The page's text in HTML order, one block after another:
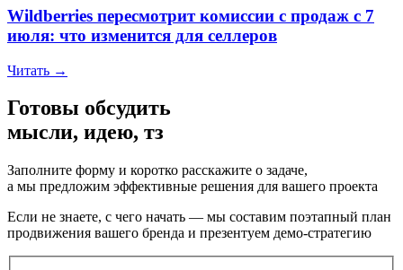
Wildberries пересмотрит комиссии с продаж с 7
июля: что изменится для селлеров
Читать →
Готовы обсудить
мысли, идею, тз
Заполните форму и коротко расскажите о задаче,
а мы предложим эффективные решения для вашего проекта
Если не знаете, с чего начать — мы составим поэтапный план
продвижения вашего бренда и презентуем демо-стратегию